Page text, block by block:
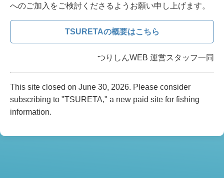
へのご加入をご検討くださるようお願い申し上げます。
TSURETAの概要はこちら
つりしんWEB 運営スタッフ一同
This site closed on June 30, 2026. Please consider
subscribing to "TSURETA," a new paid site for fishing
information.